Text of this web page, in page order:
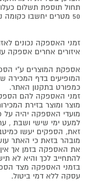
תחול תוספת תשלום
50 מטרים יחשבו כקומה נוספת).
זמני האספקה נכונים
איזורים אחרים אספקה עד 14 ימי עסקים
אספקת המוצרים ע"י
המופיעים בדף המכירה
כמפורט בתקנון האתר.
זמני האספקה להם
מוצר ומוצר בזירת
מועדי האספקה יהיה על
למעט ימי שישי ושבת ,
זאת, הספקים יעשו
מובהר בזאת כי האתר
את האספקה בזמן אך
להתחייב לכך והיא לא
בזמני האספקה מצד
עסקה ללא דמי ביטול.